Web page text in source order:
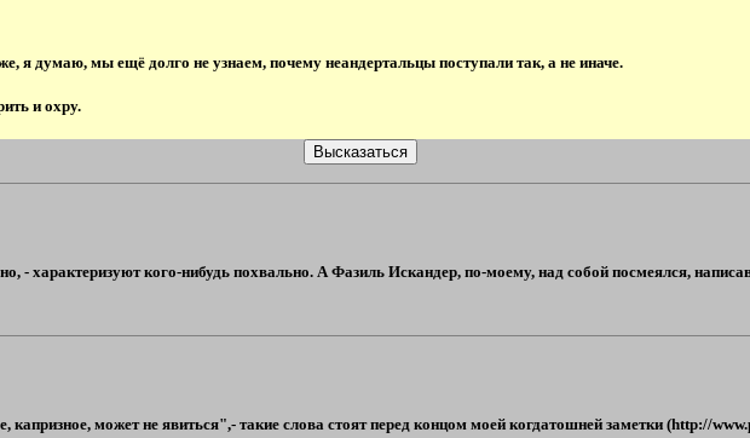
я думаю, мы ещё долго не узнаем, почему неандертальцы поступали так, а не иначе.
и охру.
- характеризуют кого-нибудь похвально. А Фазиль Искандер, по-моему, над собой посмеялся,
капризное, может не явиться",- такие слова стоят перед концом моей когдатошней заметки (http://